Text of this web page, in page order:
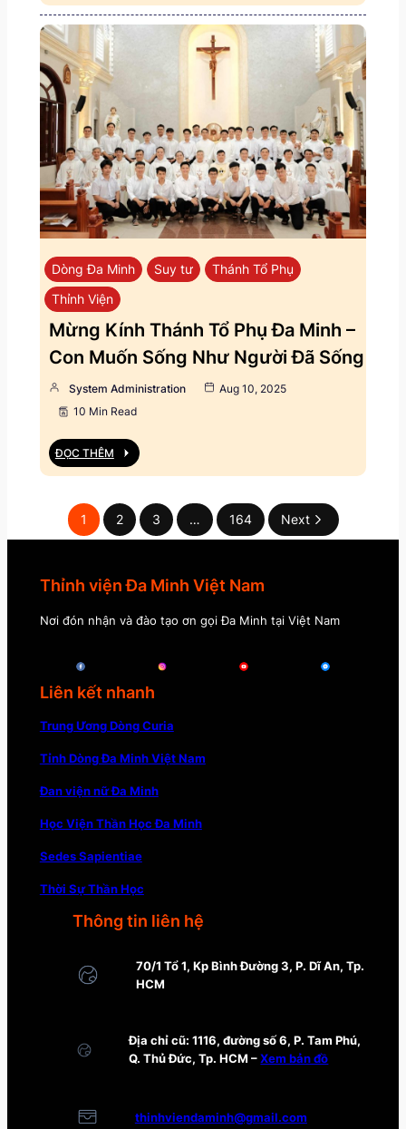
Dòng Đa Minh Suy tư
Thánh Tổ Phụ
Thỉnh Viện
Mừng Kính Thánh Tổ Phụ Đa Minh –
Con Muốn Sống Như Người Đã Sống
System Administration
Aug 10, 2025
10 Min Read
ĐỌC THÊM
1 2 3 … 164 Next
Thỉnh viện Đa Minh Việt Nam
Nơi đón nhận và đào tạo ơn gọi Đa Minh tại Việt Nam
Liên kết nhanh
Trung Ương Dòng Curia
Tỉnh Dòng Đa Minh Việt Nam
Đan viện nữ Đa Minh
Học Viện Thần Học Đa Minh
Sedes Sapientiae
Thời Sự Thần Học
Thông tin liên hệ
70/1 Tổ 1, Kp Bình Đường 3, P. Dĩ An, Tp.
HCM
Địa chỉ cũ: 1116, đường số 6, P. Tam Phú,
Q. Thủ Đức, Tp. HCM –Xem bản đồ
thinhviendaminh@gmail.com